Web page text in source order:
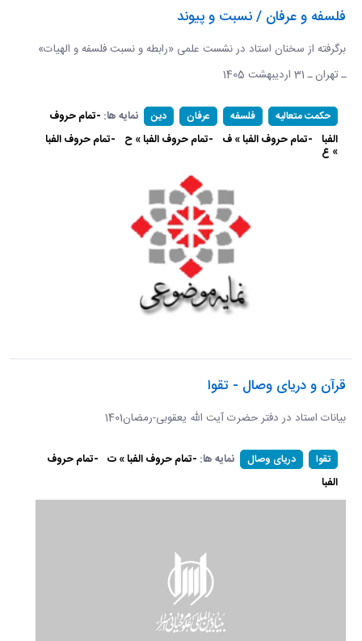
فلسفه و عرفان / نسبت و پیوند
برگرفته از سخنان استاد در نشست علمی «رابطه و نسبت فلسفه و الهیات»
ـ تهران ـ 31 اردیبهشت 1405
حکمت متعالیه فلسفه عرفان دین نمایه ها: -تمام حروف
الفبا -تمام حروف الفبا » ف -تمام حروف الفبا » ح -تمام حروف الفبا
» ع
قرآن و دریای وصال - تقوا
بیانات استاد در دفتر حضرت آیت الله یعقوبی-رمضان1401
تقوا دریای وصال نمایه ها: -تمام حروف الفبا » ت -تمام حروف
الفبا